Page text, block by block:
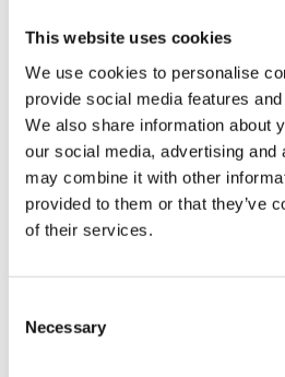
This website uses cookies
We use cookies to personalise
provide social media features
We also share information about
our social media, advertising and
may combine it with other
provided to them or that they’ve
of their services.
Selection
Necessary
Bestellen Sie
verschiedene
Buttons
andere Gelegenheiten